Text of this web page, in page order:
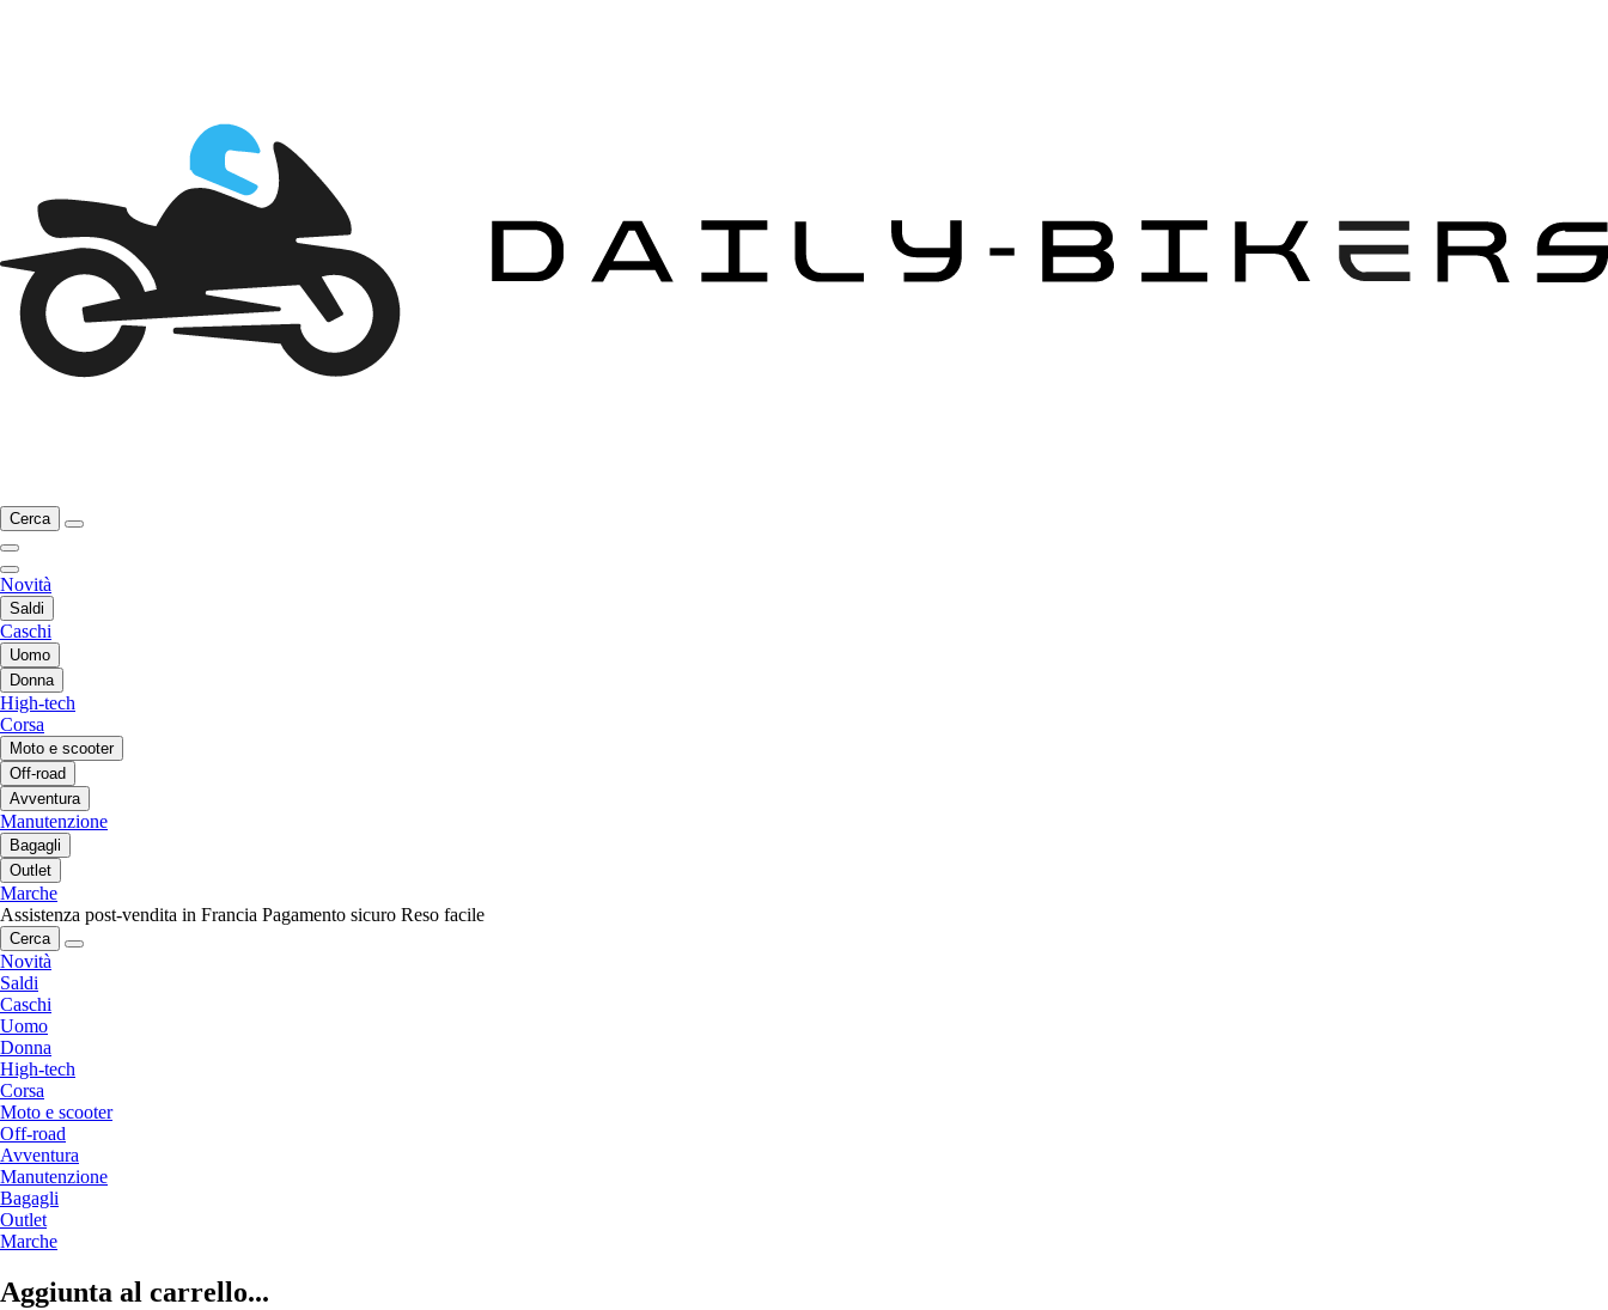
Cerca
Novità
Saldi
Caschi
Uomo
Donna
High-tech
Corsa
Moto e scooter
Off-road
Avventura
Manutenzione
Bagagli
Outlet
Marche
Assistenza post-vendita in Francia Pagamento sicuro Reso facile
Cerca
Novità
Saldi
Caschi
Uomo
Donna
High-tech
Corsa
Moto e scooter
Off-road
Avventura
Manutenzione
Bagagli
Outlet
Marche
Aggiunta al carrello...